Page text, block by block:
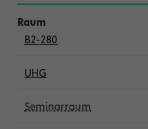
B2-280
UHG
Seminarraum